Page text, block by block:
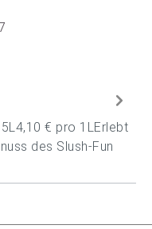
€ pro 1LErlebt
des Slush-Fun